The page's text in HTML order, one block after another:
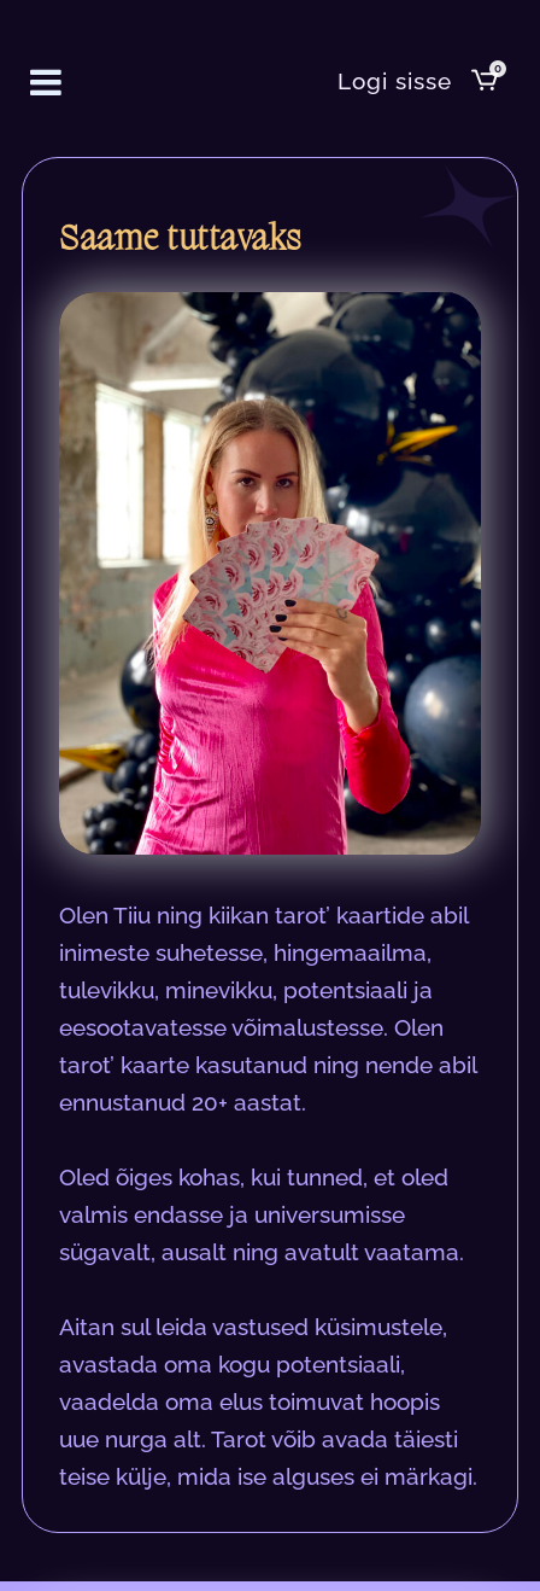
Logi sisse 0
Saame tuttavaks
Olen Tiiu ning kiikan tarot’ kaartide abil
inimeste suhetesse, hingemaailma,
tulevikku, minevikku, potentsiaali ja
eesootavatesse võimalustesse. Olen
tarot’ kaarte kasutanud ning nende abil
ennustanud 20+ aastat.
Oled õiges kohas, kui tunned, et oled
valmis endasse ja universumisse
sügavalt, ausalt ning avatult vaatama.
Aitan sul leida vastused küsimustele,
avastada oma kogu potentsiaali,
vaadelda oma elus toimuvat hoopis
uue nurga alt. Tarot võib avada täiesti
teise külje, mida ise alguses ei märkagi.